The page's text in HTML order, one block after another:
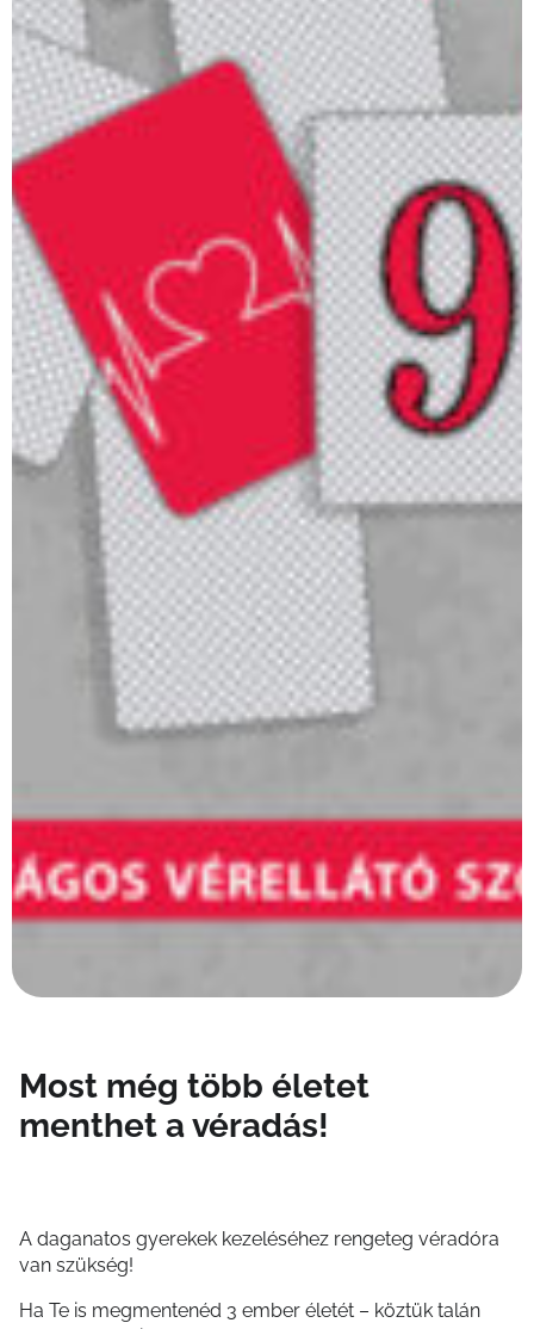
Most még több életet
menthet a véradás!
A daganatos gyerekek kezeléséhez rengeteg véradóra
van szükség!
Ha Te is megmentenéd 3 ember életét – köztük talán